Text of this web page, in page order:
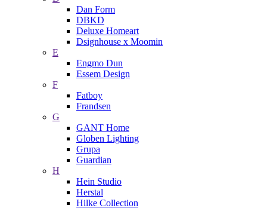
Dan Form
DBKD
Deluxe Homeart
Dsignhouse x Moomin
E
Engmo Dun
Essem Design
F
Fatboy
Frandsen
G
GANT Home
Globen Lighting
Grupa
Guardian
H
Hein Studio
Herstal
Hilke Collection